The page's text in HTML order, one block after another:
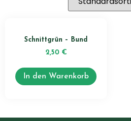
Schnittgrün – Bund
2,50 €
In den Warenkorb